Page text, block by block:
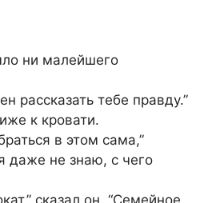
ни малейшего
рассказать тебе правду.”
к кровати.
в этом сама,”
даже не знаю, с чего